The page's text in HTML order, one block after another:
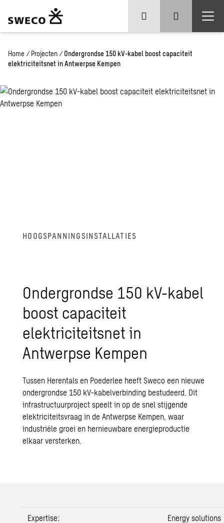
Home / Projecten / Ondergrondse 150 kV-kabel boost capaciteit
elektriciteitsnet in Antwerpse Kempen
HOOGSPANNINGSINSTALLATIES
Ondergrondse 150 kV-kabel
boost capaciteit
elektriciteitsnet in
Antwerpse Kempen
Tussen Herentals en Poederlee heeft Sweco een nieuwe
ondergrondse 150 kV-kabelverbinding bestudeerd. Dit
infrastructuurproject speelt in op de snel stijgende
elektriciteitsvraag in de Antwerpse Kempen, waar
industriële groei en hernieuwbare energieproductie
elkaar versterken.
Expertise: Energy solutions